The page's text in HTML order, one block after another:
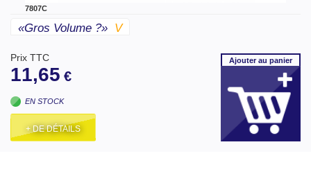
7807C
«gros Volume ?» V
Prix TTC
11,65 €
EN STOCK
+ DE DÉTAILS
Ajouterau panier